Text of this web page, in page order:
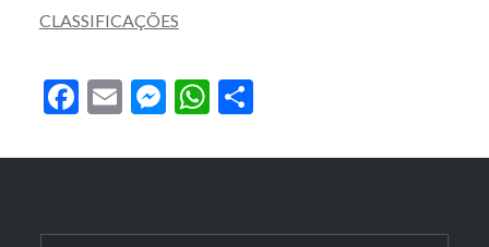
CLASSIFICAÇÕES
Facebook
EmailMessenger
WhatsApp
Partilhar